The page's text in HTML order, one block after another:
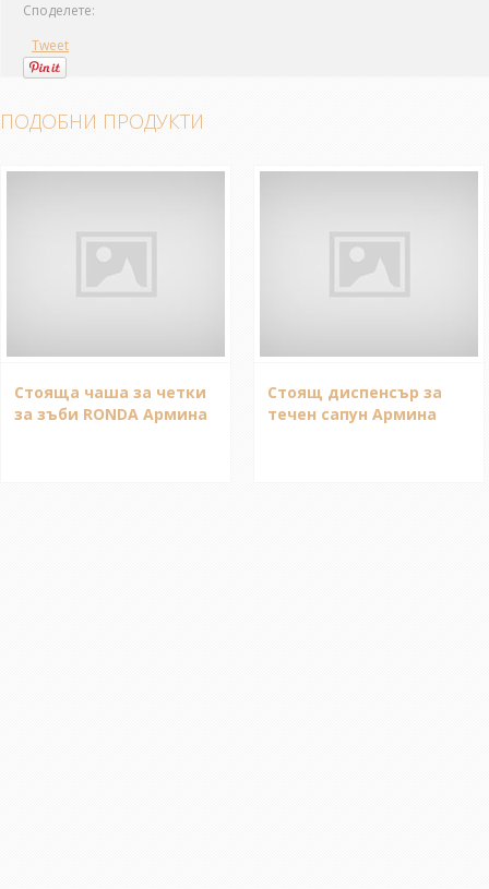
Споделете:
Tweet
ПОДОБНИ ПРОДУКТИ
Стояща чаша за четки
за зъби RONDA Армина
Стоящ диспенсър за
течен сапун Армина